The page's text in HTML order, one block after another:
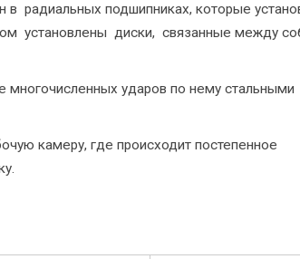
в радиальных подшипниках, которые
установлены диски, связанные между
ударов по нему стальными
камеру, где происходит постепенное